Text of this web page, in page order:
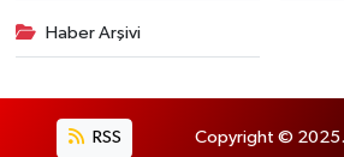
Haber Arşivi
RSS Copyright © 2025.